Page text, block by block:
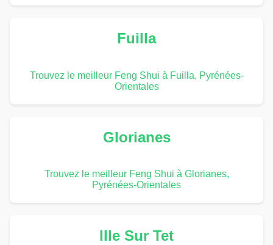
Fuilla
Trouvez le meilleur Feng Shui à Fuilla, Pyrénées-
Orientales
Glorianes
Trouvez le meilleur Feng Shui à Glorianes,
Pyrénées-Orientales
Ille Sur Tet